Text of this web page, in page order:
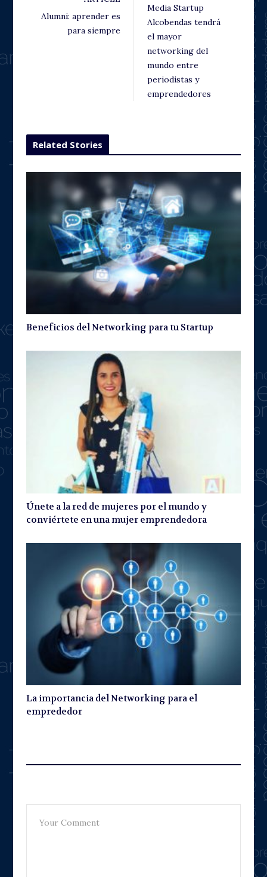
Alumni: aprender es
para siempre
Media Startup
Alcobendas tendrá
el mayor
networking del
mundo entre
periodistas y
emprendedores
Related Stories
Beneficios del Networking para tu Startup
Únete a la red de mujeres por el mundo y
conviértete en una mujer emprendedora
La importancia del Networking para el
emprededor